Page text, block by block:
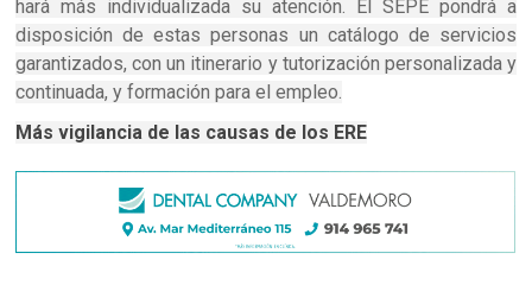
hará más individualizada su atención. El SEPE pondrá a
disposición de estas personas un catálogo de servicios
garantizados, con un itinerario y tutorización personalizada y
continuada, y formación para el empleo.
Más vigilancia de las causas de los ERE